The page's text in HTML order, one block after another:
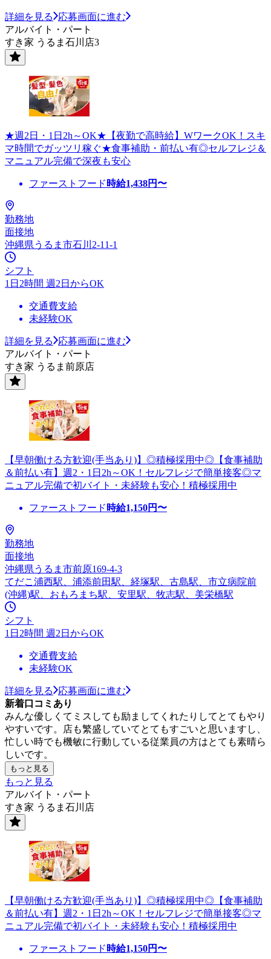
詳細を見る
応募画面に進む
アルバイト・パート
すき家 うるま石川店3
★週2日・1日2h～OK★【夜勤で高時給】WワークOK！スキ
マ時間でガッツリ稼ぐ★食事補助・前払い有◎セルフレジ＆
マニュアル完備で深夜も安心
ファーストフード 時給1,438円〜
勤務地
面接地
沖縄県うるま市石川2-11-1
シフト
1日2時間 週2日からOK
交通費支給
未経験OK
詳細を見る
応募画面に進む
アルバイト・パート
すき家 うるま前原店
【早朝働ける方歓迎(手当あり)】◎積極採用中◎【食事補助
＆前払い有】週2・1日2h～OK！セルフレジで簡単接客◎マ
ニュアル完備で初バイト・未経験も安心！積極採用中
ファーストフード 時給1,150円〜
勤務地
面接地
沖縄県うるま市前原169-4-3
てだこ浦西駅、浦添前田駅、経塚駅、古島駅、市立病院前
(沖縄)駅、おもろまち駅、安里駅、牧志駅、美栄橋駅
シフト
1日2時間 週2日からOK
交通費支給
未経験OK
詳細を見る
応募画面に進む
新着口コミあり
みんな優しくてミスしても励ましてくれたりしてとてもやり
やすいです。店も繁盛していてとてもすごいと思いますし、
忙しい時でも機敏に行動している従業員の方はとても素晴ら
しいです。
もっと見る
もっと見る
アルバイト・パート
すき家 うるま石川店
【早朝働ける方歓迎(手当あり)】◎積極採用中◎【食事補助
＆前払い有】週2・1日2h～OK！セルフレジで簡単接客◎マ
ニュアル完備で初バイト・未経験も安心！積極採用中
ファーストフード 時給1,150円〜